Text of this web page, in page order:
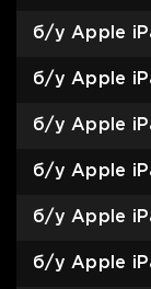
б/у Apple
б/у Apple
б/у Apple
б/у Apple
б/у Apple
б/у Apple